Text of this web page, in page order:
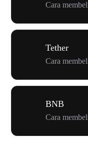
Cara
Tether
Cara
BNB
Cara